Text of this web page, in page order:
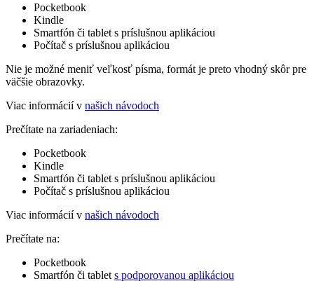
Pocketbook
Kindle
Smartfón či tablet s príslušnou aplikáciou
Počítač s príslušnou aplikáciou
Nie je možné meniť veľkosť písma, formát je preto vhodný skôr pre
väčšie obrazovky.
Viac informácií v našich návodoch
Prečítate na zariadeniach:
Pocketbook
Kindle
Smartfón či tablet s príslušnou aplikáciou
Počítač s príslušnou aplikáciou
Viac informácií v našich návodoch
Prečítate na:
Pocketbook
Smartfón či tablet s podporovanou aplikáciou